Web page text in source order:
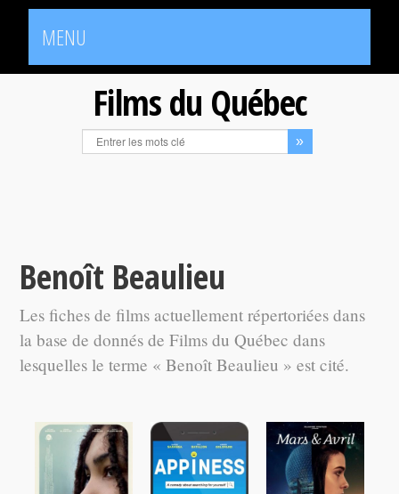
MENU
Films du Québec
Benoît Beaulieu
Les fiches de films actuellement répertoriées dans
la base de donnés de Films du Québec dans
lesquelles le terme « Benoît Beaulieu » est cité.